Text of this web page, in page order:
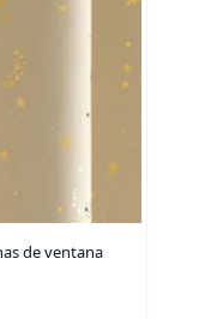
de ventana